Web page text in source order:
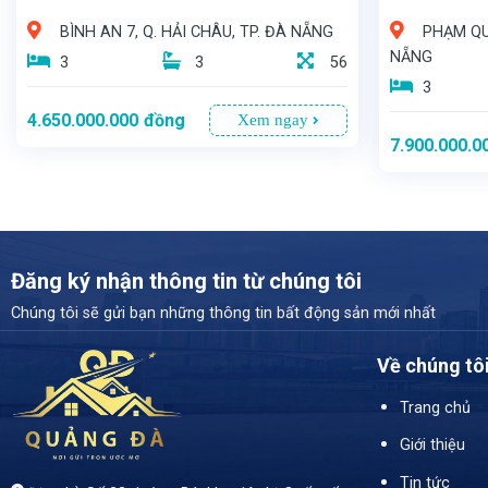
BÌNH AN 7, Q. HẢI CHÂU, TP. ĐÀ NẴNG
3
3 56
4.650.000.000 đồng Xem ngay
PHẠM
NẴNG
3
Đăng ký nhận thông tin từ chúng tôi
Chúng tôi sẽ gửi bạn những thông tin bất động sản mới nhất
Về chúng tôi
Trang chủ
Giới thiệu
Tin tức